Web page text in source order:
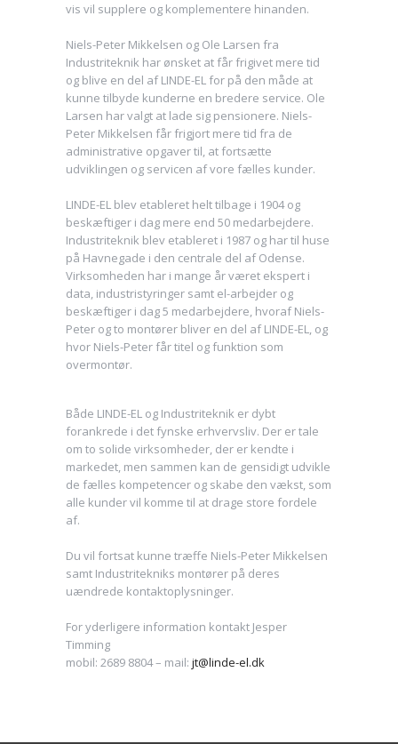
vis vil supplere og komplementere hinanden.
Niels-Peter Mikkelsen og Ole Larsen fra
Industriteknik har ønsket at får frigivet mere tid
og blive en del af LINDE-EL for på den måde at
kunne tilbyde kunderne en bredere service. Ole
Larsen har valgt at lade sig pensionere. Niels-
Peter Mikkelsen får frigjort mere tid fra de
administrative opgaver til, at fortsætte
udviklingen og servicen af vore fælles kunder.
LINDE-EL blev etableret helt tilbage i 1904 og
beskæftiger i dag mere end 50 medarbejdere.
Industriteknik blev etableret i 1987 og har til huse
på Havnegade i den centrale del af Odense.
Virksomheden har i mange år været ekspert i
data, industristyringer samt el-arbejder og
beskæftiger i dag 5 medarbejdere, hvoraf Niels-
Peter og to montører bliver en del af LINDE-EL, og
hvor Niels-Peter får titel og funktion som
overmontør.
Både LINDE-EL og Industriteknik er dybt
forankrede i det fynske erhvervsliv. Der er tale
om to solide virksomheder, der er kendte i
markedet, men sammen kan de gensidigt udvikle
de fælles kompetencer og skabe den vækst, som
alle kunder vil komme til at drage store fordele
af.
Du vil fortsat kunne træffe Niels-Peter Mikkelsen
samt Industritekniks montører på deres
uændrede kontaktoplysninger.
For yderligere information kontakt Jesper
Timming
mobil: 2689 8804 – mail: jt@linde-el.dk